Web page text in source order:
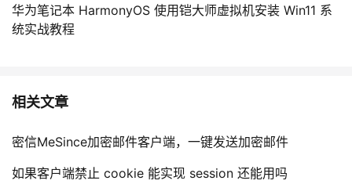
华为笔记本 HarmonyOS 使用铠大师虚拟机安装 Win11 系
统实战教程
相关文章
密信MeSince加密邮件客户端，一键发送加密邮件
如果客户端禁止 cookie 能实现 session 还能用吗